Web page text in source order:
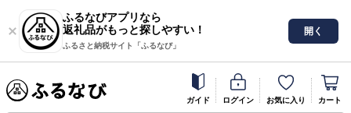
ふるなびアプリなら
返礼品がもっと探しやすい！
ふるさと納税サイト「ふるなび」
開く
ガイド ログイン お気に入り カート